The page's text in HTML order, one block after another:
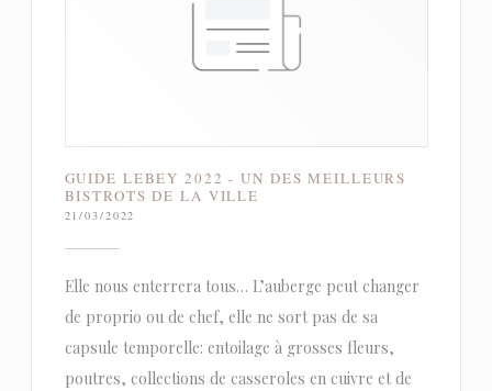
GUIDE LEBEY 2022 - UN DES MEILLEURS
BISTROTS DE LA VILLE
21/03/2022
Elle nous enterrera tous… L’auberge peut changer
de proprio ou de chef, elle ne sort pas de sa
capsule temporelle: entoilage à grosses fleurs,
poutres, collections de casseroles en cuivre et de